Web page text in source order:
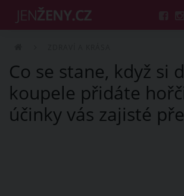
Co se stane, když si
koupele přidáte
účinky vás zajisté